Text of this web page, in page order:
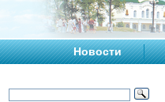
Новости